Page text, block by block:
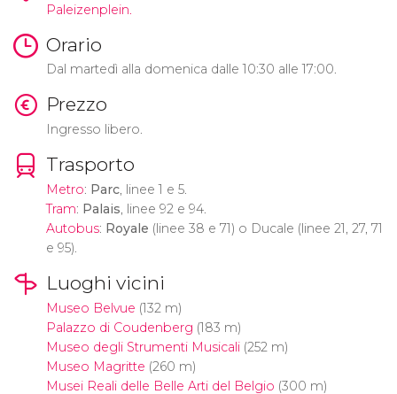
Paleizenplein.
Orario
Dal martedì alla domenica dalle 10:30 alle 17:00.
Prezzo
Ingresso libero.
Trasporto
Metro: Parc, linee 1 e 5.
Tram: Palais, linee 92 e 94.
Autobus: Royale (linee 38 e 71) o Ducale (linee 21, 27, 71
e 95).
Luoghi vicini
Museo Belvue (132 m)
Palazzo di Coudenberg (183 m)
Museo degli Strumenti Musicali(252 m)
Museo Magritte (260 m)
Musei Reali delle Belle Arti del Belgio (300 m)